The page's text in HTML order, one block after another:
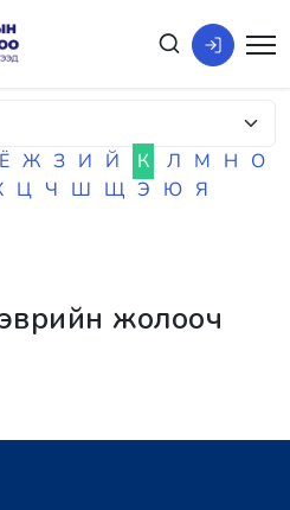
Ё Ж З И Й К Л М Н О
Ц Ч Ш Щ Э Ю Я
жолооч